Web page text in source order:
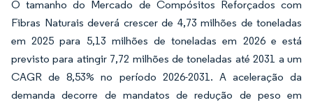
O tamanho do Mercado de Compósitos Reforçados com
Fibras Naturais deverá crescer de 4,73 milhões de toneladas
em 2025 para 5,13 milhões de toneladas em 2026 e está
previsto para atingir 7,72 milhões de toneladas até 2031 a um
CAGR de 8,53% no período 2026-2031. A aceleração da
demanda decorre de mandatos de redução de peso em